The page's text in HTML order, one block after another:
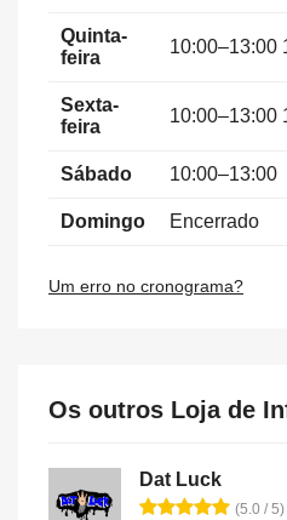
Quinta-
feira
10:00–13:00
Sexta-
feira
10:00–13:00
Sábado 10:00–13:00
Domingo Encerrado
Um erro no cronograma?
Os outros Loja de
Dat Luck
(5.0 / 5)